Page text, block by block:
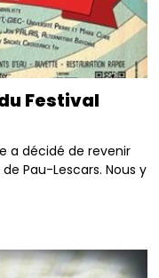
Festival
a décidé de revenir
Pau-Lescars. Nous y